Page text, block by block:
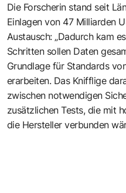
Die Forscherin stand seit
Einlagen von 47 Milliarden
Austausch: „Dadurch kam
Schritten sollen Daten
Grundlage für Standards
erarbeiten. Das Knifflige
zwischen notwendigen
zusätzlichen Tests, die mit
die Hersteller verbunden